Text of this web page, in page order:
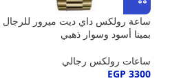
ساعة رولكس داي ديت ميرور للرجال
بمينا أسود وسوار ذهبي
ساعات رولكس رجالي
EGP 3300